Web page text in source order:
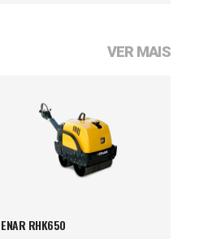
VER MAIS
ENAR RHK650